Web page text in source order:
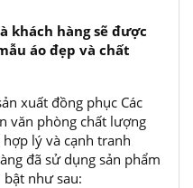
khách hàng sẽ được
áo đẹp và chất
xuất đồng phục Các
văn phòng chất lượng
lý và cạnh tranh
đã sử dụng sản phẩm
như sau: